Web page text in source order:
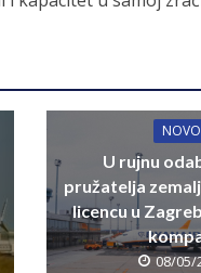
U rujnu
pružatelja
licencu u
08/05/